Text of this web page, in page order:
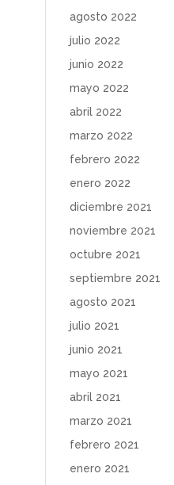
agosto 2022
julio 2022
junio 2022
mayo 2022
abril 2022
marzo 2022
febrero 2022
enero 2022
diciembre 2021
noviembre 2021
octubre 2021
septiembre 2021
agosto 2021
julio 2021
junio 2021
mayo 2021
abril 2021
marzo 2021
febrero 2021
enero 2021